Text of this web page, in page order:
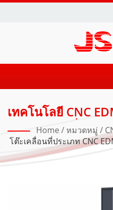
เทคโนโลยี CNC
ผลิตแม่พิมพ์ที่มีควา
Home / หมวดหมู่ /
โต๊ะเคลื่อนที่ประเภท CNC